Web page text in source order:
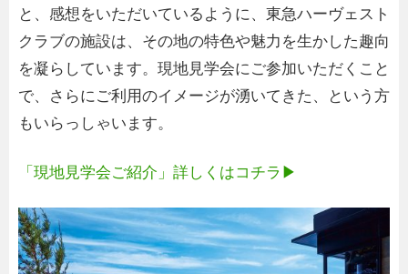
と、感想をいただいているように、東急ハーヴェスト
クラブの施設は、その地の特色や魅力を生かした趣向
を凝らしています。現地見学会にご参加いただくこと
で、さらにご利用のイメージが湧いてきた、という方
もいらっしゃいます。
「現地見学会ご紹介」詳しくはコチラ▶